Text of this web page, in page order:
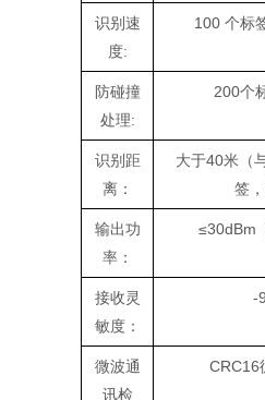
识别速
度:
100 个标
防碰撞
处理:
200个
识别距
离：
大于40米（
签
输出功
率：
≤30dBm
接收灵
敏度：
-
微波通
讯检
CRC16